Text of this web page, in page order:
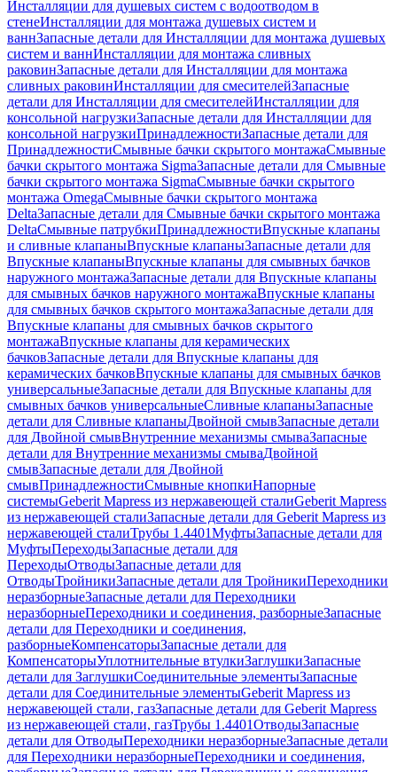
Инсталляции для душевых систем с водоотводом в
стенеИнсталляции для монтажа душевых систем и
ваннЗапасные детали для Инсталляции для монтажа душевых
систем и ваннИнсталляции для монтажа сливных
раковинЗапасные детали для Инсталляции для монтажа
сливных раковинИнсталляции для смесителейЗапасные
детали для Инсталляции для смесителейИнсталляции для
консольной нагрузкиЗапасные детали для Инсталляции для
консольной нагрузкиПринадлежностиЗапасные детали для
ПринадлежностиСмывные бачки скрытого монтажаСмывные
бачки скрытого монтажа SigmaЗапасные детали для Смывные
бачки скрытого монтажа SigmaСмывные бачки скрытого
монтажа OmegaСмывные бачки скрытого монтажа
DeltaЗапасные детали для Смывные бачки скрытого монтажа
DeltaСмывные патрубкиПринадлежностиВпускные клапаны
и сливные клапаныВпускные клапаныЗапасные детали для
Впускные клапаныВпускные клапаны для смывных бачков
наружного монтажаЗапасные детали для Впускные клапаны
для смывных бачков наружного монтажаВпускные клапаны
для смывных бачков скрытого монтажаЗапасные детали для
Впускные клапаны для смывных бачков скрытого
монтажаВпускные клапаны для керамических
бачковЗапасные детали для Впускные клапаны для
керамических бачковВпускные клапаны для смывных бачков
универсальныеЗапасные детали для Впускные клапаны для
смывных бачков универсальныеСливные клапаныЗапасные
детали для Сливные клапаныДвойной смывЗапасные детали
для Двойной смывВнутренние механизмы смываЗапасные
детали для Внутренние механизмы смываДвойной
смывЗапасные детали для Двойной
смывПринадлежностиСмывные кнопкиНапорные
системыGeberit Mapress из нержавеющей сталиGeberit Mapress
из нержавеющей сталиЗапасные детали для Geberit Mapress из
нержавеющей сталиТрубы 1.4401МуфтыЗапасные детали для
МуфтыПереходыЗапасные детали для
ПереходыОтводыЗапасные детали для
ОтводыТройникиЗапасные детали для ТройникиПереходники
неразборныеЗапасные детали для Переходники
неразборныеПереходники и соединения, разборныеЗапасные
детали для Переходники и соединения,
разборныеКомпенсаторыЗапасные детали для
КомпенсаторыУплотнительные втулкиЗаглушкиЗапасные
детали для ЗаглушкиСоединительные элементыЗапасные
детали для Соединительные элементыGeberit Mapress из
нержавеющей стали, газЗапасные детали для Geberit Mapress
из нержавеющей стали, газТрубы 1.4401ОтводыЗапасные
детали для ОтводыПереходники неразборныеЗапасные детали
для Переходники неразборныеПереходники и соединения,